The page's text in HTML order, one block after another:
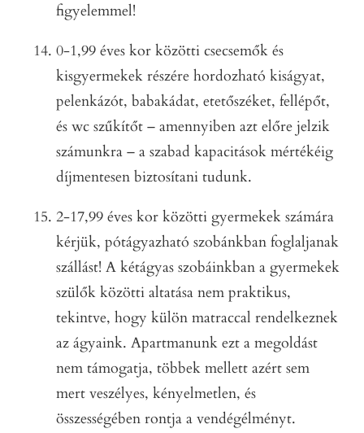
figyelemmel!
0-1,99 éves kor közötti csecsemők és
kisgyermekek részére hordozható kiságyat,
pelenkázót, babakádat, etetőszéket, fellépőt,
és wc szűkítőt – amennyiben azt előre jelzik
számunkra – a szabad kapacitások mértékéig
díjmentesen biztosítani tudunk.
2-17,99 éves kor közötti gyermekek számára
kérjük, pótágyazható szobánkban foglaljanak
szállást! A kétágyas szobáinkban a gyermekek
szülők közötti altatása nem praktikus,
tekintve, hogy külön matraccal rendelkeznek
az ágyaink. Apartmanunk ezt a megoldást
nem támogatja, többek mellett azért sem
mert veszélyes, kényelmetlen, és
összességében rontja a vendégélményt.